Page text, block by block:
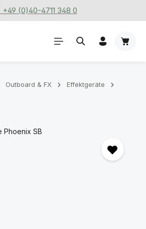
+49 (0)40-4711 348 0
Outboard & FX
Effektgeräte